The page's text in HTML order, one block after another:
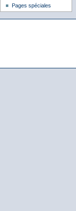
Pages spéciales